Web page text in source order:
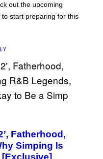
out the upcoming
start preparing for this
Fatherhood,
Simping Is
[Exclusive]